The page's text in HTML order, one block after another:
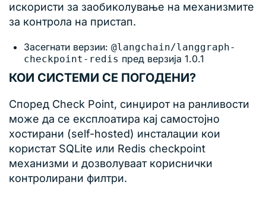
искористи за заобиколување на механизмите
за контрола на пристап.
Засегнати верзии: @langchain/langgraph-
checkpoint-redis пред верзија 1.0.1
КОИ СИСТЕМИ СЕ ПОГОДЕНИ?
Според Check Point, синџирот на ранливости
може да се експлоатира кај самостојно
хостирани (self-hosted) инсталации кои
користат SQLite или Redis checkpoint
механизми и дозволуваат кориснички
контролирани филтри.